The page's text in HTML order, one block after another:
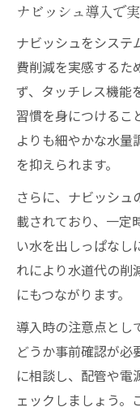
ナビッシュ導入で
ナビッシュをシステ
費削減を実感するた
ず、タッチレス機能
習慣を身につけるこ
よりも細やかな水量
を抑えられます。
さらに、ナビッシュ
載されており、一定
い水を出しっぱなし
れにより水道代の削
にもつながります。
導入時の注意点とし
どうか事前確認が必
に相談し、配管や電
ェックしましょう。